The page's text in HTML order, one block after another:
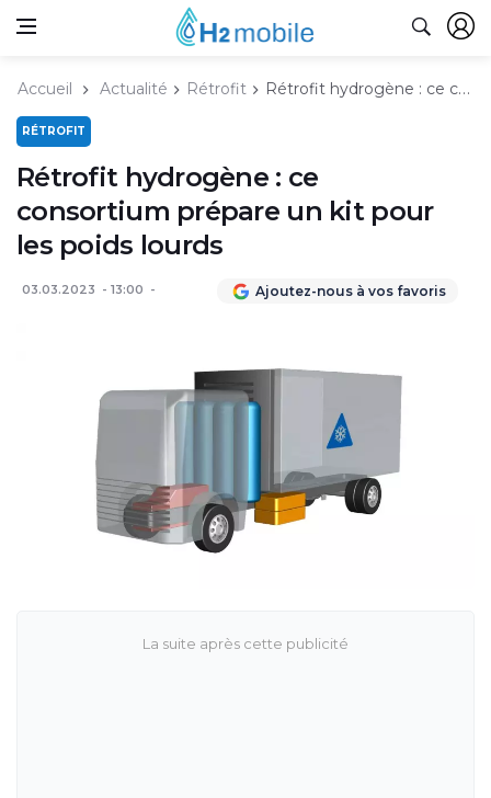
Accueil Actualité Rétrofit Rétrofit hydrogène : ce consortium prépare un kit pour les poids lourds
RÉTROFIT
Rétrofit hydrogène : ce
consortium prépare un kit pour
les poids lourds
03.03.2023 13:00 Ajoutez-nous à vos favoris